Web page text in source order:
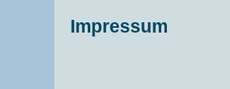
Impressum